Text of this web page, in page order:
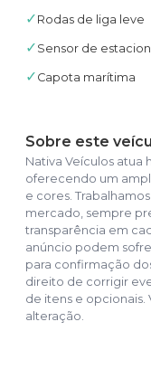
✓ Rodas de liga leve
✓ Sensor de
✓ Capota marítima
Sobre este
Nativa Veículos atua
oferecendo um
e cores.
mercado, sempre
transparência em
anúncio podem
para confirmação
direito de corrigir
de itens e opcionais.
alteração.